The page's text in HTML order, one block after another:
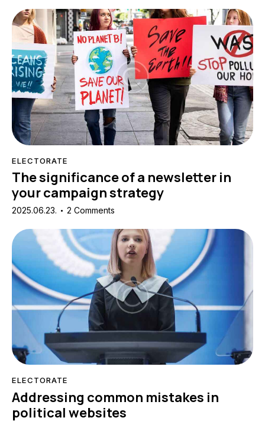
ELECTORATE
The significance of a newsletter in
your campaign strategy
2025.06.23. 2 Comments
ELECTORATE
Addressing common mistakes in
political websites